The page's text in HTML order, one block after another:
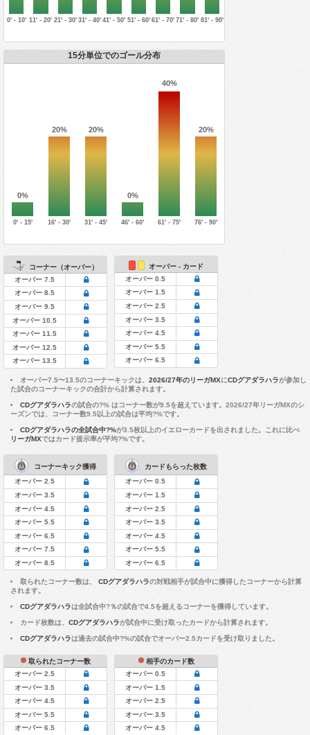
0' - 10' 11' - 20' 21' - 30' 31' - 40' 41' - 50' 51' - 60' 61' - 70' 71' - 80' 81' - 90'
15分単位でのゴール分布
0%
20% 20%
0%
40%
20%
0' - 15' 16' - 30' 31' - 45' 46' - 60' 61' - 75' 76' - 90'
コーナー（オーバー）
オーバー 7.5
オーバー 8.5
オーバー 9.5
オーバー 10.5
オーバー 11.5
オーバー 12.5
オーバー 13.5
オーバー - カード
オーバー 0.5
オーバー 1.5
オーバー 2.5
オーバー 3.5
オーバー 4.5
オーバー 5.5
オーバー 6.5
オーバー7.5〜13.5のコーナーキックは、 2026/27年のリーガMXにCDグアダラハラが参加し
た試合のコーナーキックの合計から計算されます。
CDグアダラハラの試合の?% はコーナー数が9.5を超えています。2026/27年リーガMXのシ
ーズンでは、コーナー数9.5以上の試合は平均?%です。
CDグアダラハラの全試合中?%が3.5枚以上のイエローカードを出されました。これに比べ
リーガMXではカード提示率が平均?%です。
コーナーキック獲得
オーバー 2.5
オーバー 3.5
オーバー 4.5
オーバー 5.5
オーバー 6.5
オーバー 7.5
オーバー 8.5
カードもらった枚数
オーバー 0.5
オーバー 1.5
オーバー 2.5
オーバー 3.5
オーバー 4.5
オーバー 5.5
オーバー 6.5
取られたコーナー数は、 CDグアダラハラの対戦相手が試合中に獲得したコーナーから計算
されます。
CDグアダラハラは全試合中?％の試合で4.5を超えるコーナーを獲得しています。
カード枚数は、 CDグアダラハラが試合中に受け取ったカードから計算されます。
CDグアダラハラは過去の試合中?%の試合でオーバー2.5カードを受け取りました。
取られたコーナー数
オーバー 2.5
オーバー 3.5
オーバー 4.5
オーバー 5.5
オーバー 6.5
相手のカード数
オーバー 0.5
オーバー 1.5
オーバー 2.5
オーバー 3.5
オーバー 4.5